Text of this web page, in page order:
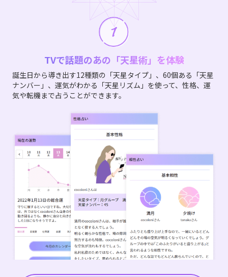
TVで話題のあの「天星術」を体験
誕生日から導き出す12種類の「天星タイプ」、60個ある「天星
ナンバー」、運気がわかる「天星リズム」を使って、性格、運
気や転機まで占うことができます。